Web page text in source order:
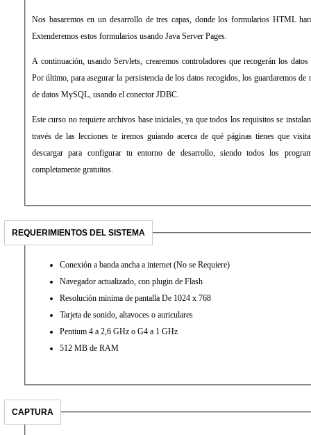
Nos basaremos en un desarrollo de tres capas, donde los formularios HTML
Extenderemos estos formularios usando Java Server Pages.
A continuación, usando Servlets, crearemos controladores que recogerán los
Por último, para asegurar la persistencia de los datos recogidos, los guardaremos de
de datos MySQL, usando el conector JDBC.
Este curso no requiere archivos base iniciales, ya que todos los requisitos se
través de las lecciones te iremos guiando acerca de qué páginas tienes que
descargar para configurar tu entorno de desarrollo, siendo todos los
completamente gratuitos.
REQUERIMIENTOS DEL SISTEMA
Conexión a banda ancha a internet (No se Requiere)
Navegador actualizado, con plugin de Flash
Resolución minima de pantalla De 1024 x 768
Tarjeta de sonido, altavoces o auriculares
Pentium 4 a 2,6 GHz o G4 a 1 GHz
512 MB de RAM
CAPTURA